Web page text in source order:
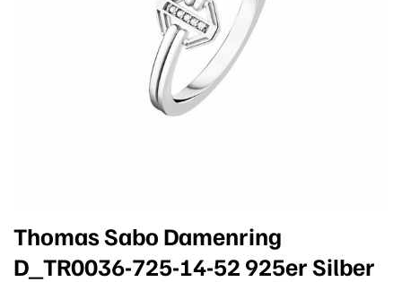
Thomas Sabo Damenring
D_TR0036-725-14-52 925er Silber